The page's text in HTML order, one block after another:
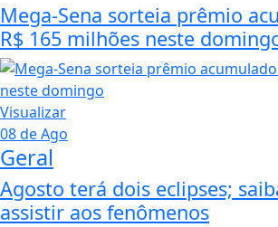
Mega-Sena sorteia prêmio
R$ 165 milhões neste
Visualizar
08 de Ago
Geral
Agosto terá dois eclipses;
assistir aos fenômenos